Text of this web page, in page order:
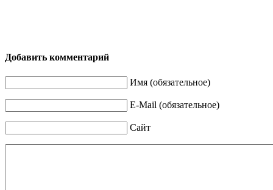
Добавить комментарий
Имя (обязательное)
E-Mail (обязательное)
Сайт